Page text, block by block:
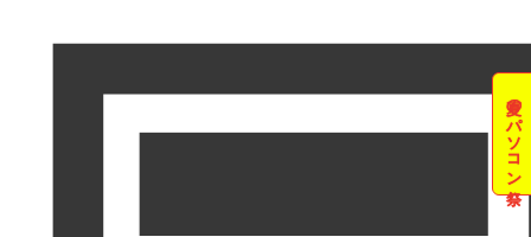
夏のパソコン祭